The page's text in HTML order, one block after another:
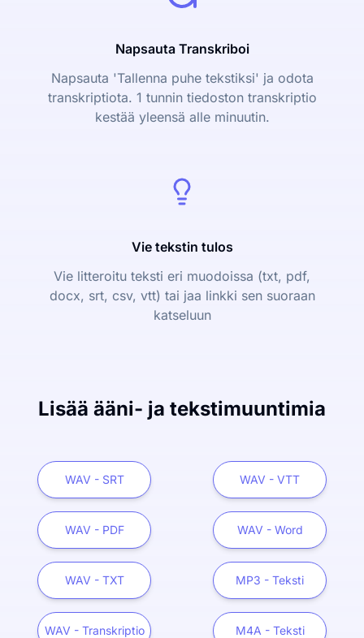
Napsauta Transkriboi
Napsauta 'Tallenna puhe tekstiksi' ja odota
transkriptiota. 1 tunnin tiedoston transkriptio
kestää yleensä alle minuutin.
Vie tekstin tulos
Vie litteroitu teksti eri muodoissa (txt, pdf,
docx, srt, csv, vtt) tai jaa linkki sen suoraan
katseluun
Lisää ääni- ja tekstimuuntimia
WAV - SRT WAV - VTT
WAV - PDF WAV - Word
WAV - TXT MP3 - Teksti
WAV - Transkriptio M4A - Teksti